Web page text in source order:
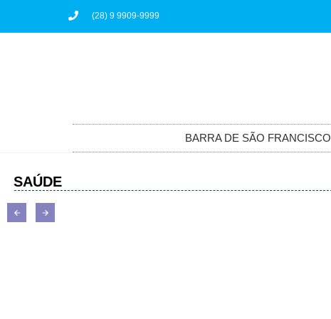
(28) 9 9909-9999
BARRA DE SÃO FRANCISCO
SAÚDE